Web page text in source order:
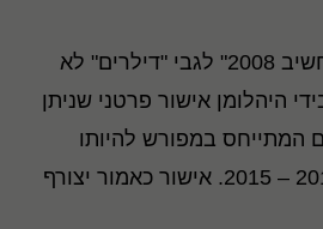
2.2 סעיף 2.4.4 ל"תחשיב 2008" לגבי "דילרים" לא
היהלומן אישור פרטני שניתן
המתייחס במפורש להיותו
"דילר" בשנות המס 2012 – 2015. אישור כאמור יצורף